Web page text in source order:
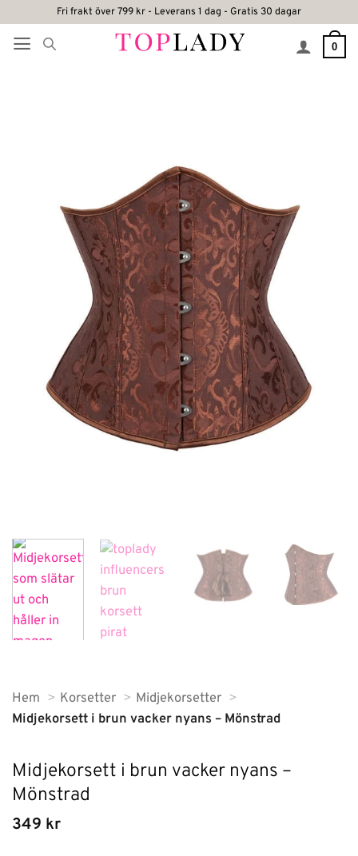
content
Fri frakt över 799 kr - Leverans 1 dag - Gratis 30 dagar
0
Hem Korsetter
Midjekorsetter
Midjekorsett i brun vacker nyans – Mönstrad
Midjekorsett i brun vacker nyans –
Mönstrad
349 kr